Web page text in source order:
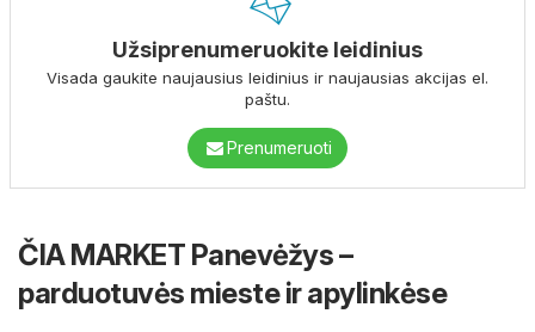
Užsiprenumeruokite leidinius
Visada gaukite naujausius leidinius ir naujausias akcijas el.
paštu.
Prenumeruoti
ČIA MARKET Panevėžys –
parduotuvės mieste ir apylinkėse